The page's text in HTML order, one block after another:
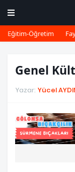
Eğitim-Öğretim
Genel
Yazar: Yücel